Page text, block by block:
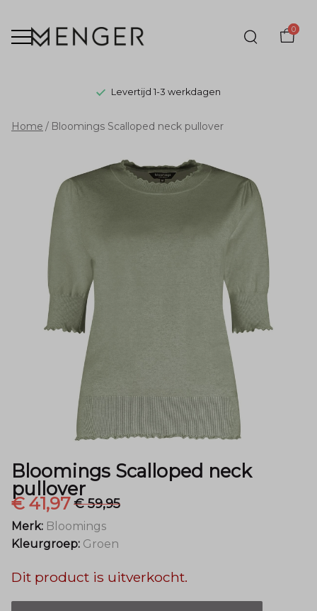
0
Levertijd 1-3 werkdagen
Bloomings
Scalloped
neck
pullover
Menger
Mode
Home Bloomings Scalloped neck pullover
Bloomings Scalloped neck
pullover
€ 41,97€ 59,95
Merk: Bloomings
Kleurgroep: Groen
Dit product is uitverkocht.